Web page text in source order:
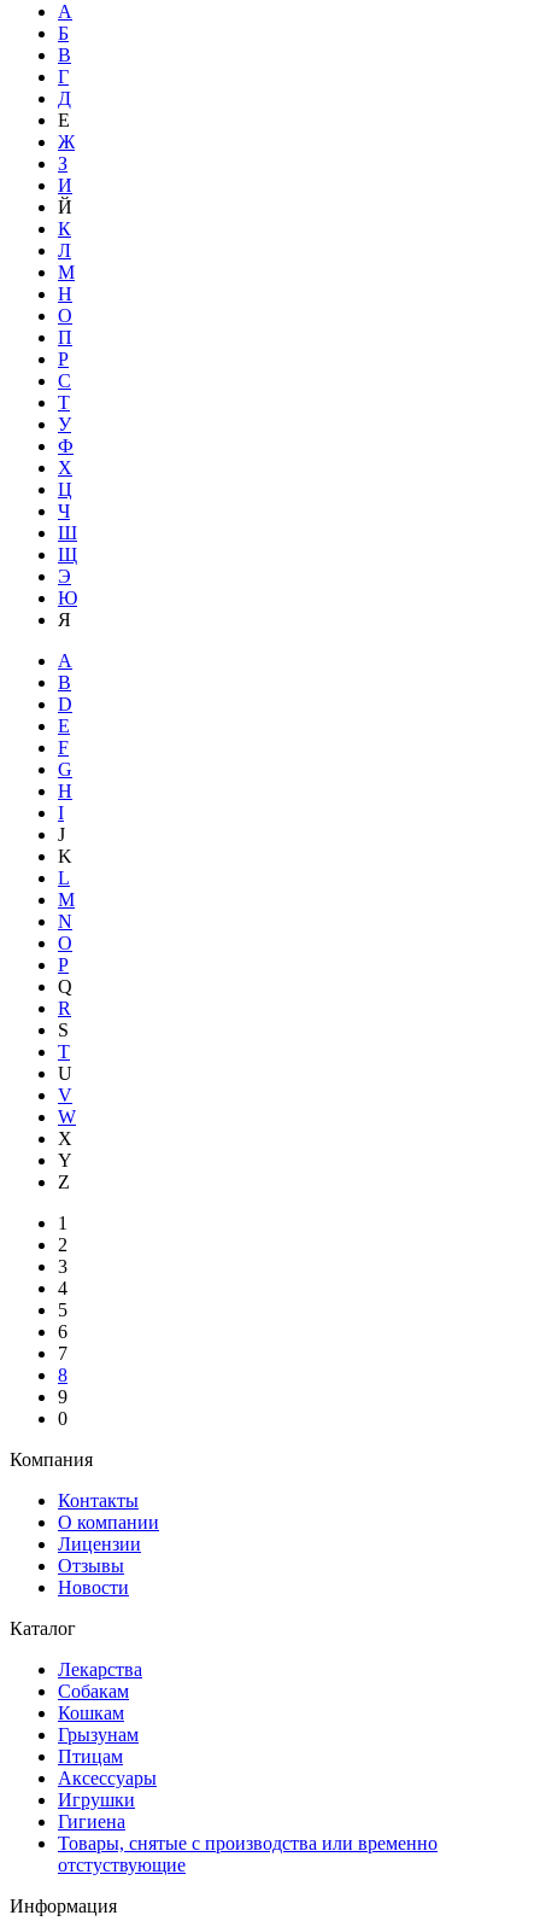
А
Б
В
Г
Д
Е
Ж
З
И
Й
К
Л
М
Н
О
П
Р
С
Т
У
Ф
Х
Ц
Ч
Ш
Щ
Э
Ю
Я
A
B
D
E
F
G
H
I
J
K
L
M
N
O
P
Q
R
S
T
U
V
W
X
Y
Z
1
2
3
4
5
6
7
8
9
0
Компания
Контакты
О компании
Лицензии
Отзывы
Новости
Каталог
Лекарства
Собакам
Кошкам
Грызунам
Птицам
Аксессуары
Игрушки
Гигиена
Товары, снятые с производства или временно
отстуствующие
Информация